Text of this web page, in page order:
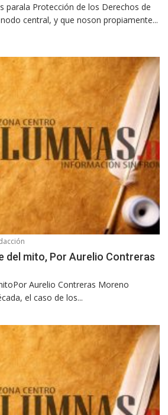
parala Protección de los Derechos de
central, y que noson propiamente...
del mito, Por Aurelio Contreras
Aurelio Contreras Moreno
el caso de los...